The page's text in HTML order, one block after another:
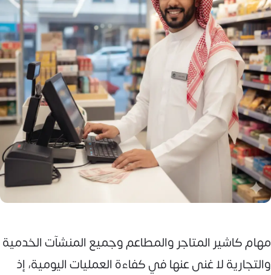
مهام كاشير المتاجر والمطاعم وجميع المنشآت الخدمية
والتجارية لا غنى عنها في كفاءة العمليات اليومية، إذ